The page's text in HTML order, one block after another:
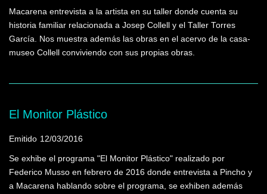
Macarena entrevista a la artista en su taller donde cuenta su
historia familiar relacionada a Josep Collell y el Taller Torres
García. Nos muestra además las obras en el acervo de la casa-
museo Collell conviviendo con sus propias obras.
El Monitor Plástico
Emitido 12/03/2016
Se exhibe el programa "El Monitor Plástico" realizado por
Federico Musso en febrero de 2016 donde entrevista a Pincho y
a Macarena hablando sobre el programa, se exhiben además